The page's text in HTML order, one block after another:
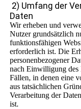
2) Umfang der
Daten
Wir erheben und
Nutzer grundsätzlich
funktionsfähigen
erforderlich ist. Die
personenbezogener
nach Einwilligung des
Fällen, in denen eine
aus tatsächlichen
Verarbeitung der
ist.